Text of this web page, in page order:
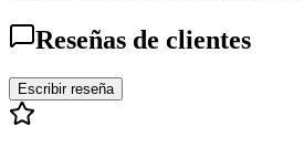
Reseñas de clientes
Escribir reseña